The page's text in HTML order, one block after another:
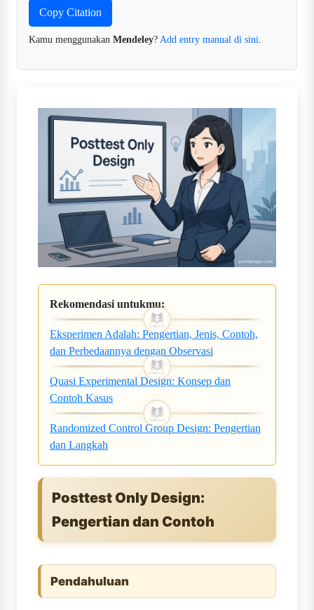
Copy Citation
Kamu menggunakan Mendeley? Add entry manual di sini.
Rekomendasi untukmu:
Eksperimen Adalah: Pengertian, Jenis, Contoh,
dan Perbedaannya dengan Observasi
Quasi Experimental Design: Konsep dan
Contoh Kasus
Randomized Control Group Design: Pengertian
dan Langkah
Posttest Only Design:
Pengertian dan Contoh
Pendahuluan